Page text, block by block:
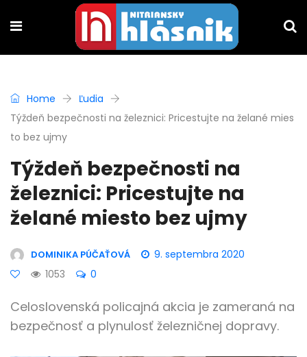
Home
Ľudia
Týždeň bezpečnosti na železnici: Pricestujte na želané mies
to bez ujmy
Týždeň bezpečnosti na
železnici: Pricestujte na
želané miesto bez ujmy
DOMINIKA PÚČAŤOVÁ
9. septembra 2020
1053
0
Celoslovenská policajná akcia je zameraná na
bezpečnosť a plynulosť železničnej dopravy.